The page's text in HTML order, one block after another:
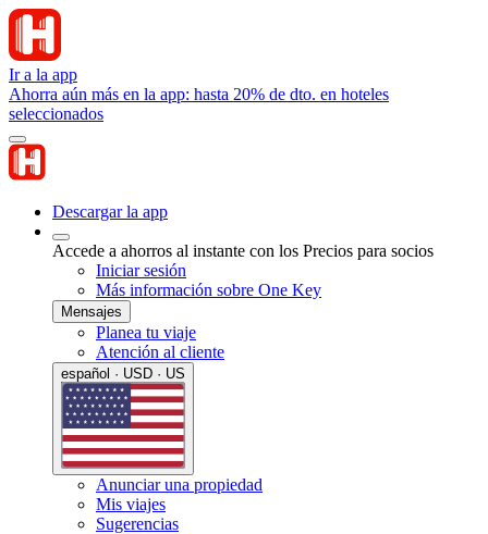
Ir a la app
Ahorra aún más en la app: hasta 20% de dto. en hoteles
seleccionados
Descargar la app
Accede a ahorros al instante con los Precios para socios
Iniciar sesión
Más información sobre One Key
Mensajes
Planea tu viaje
Atención al cliente
español · USD · US
Anunciar una propiedad
Mis viajes
Sugerencias